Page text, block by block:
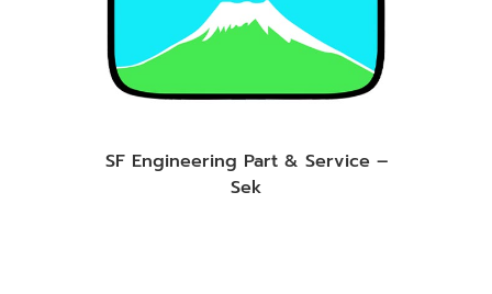
SF Engineering Part & Service –
Sek